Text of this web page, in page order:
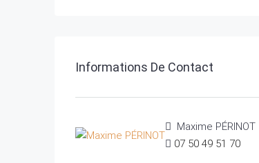
Informations De Contact
Maxime PÉRINOT
07 50 49 51 70